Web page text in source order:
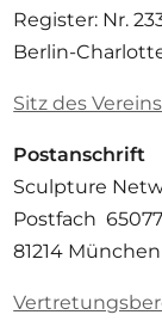
Register: Nr.
Berlin-
Sitz des Vereins
Postanschrift
Sculpture
Postfach 65077
81214 München